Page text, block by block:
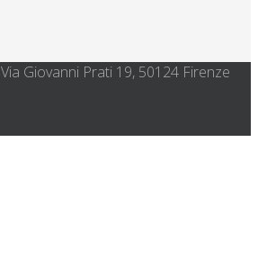
Via Giovanni Prati 19, 50124 Firenze